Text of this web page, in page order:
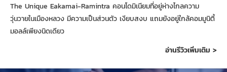
The Unique Eakamai-Ramintra คอนโดมิเนียมที่อยู่ห่างไกลความ
วุ่นวายในเมืองหลวง มีความเป็นส่วนตัว เงียบสงบ แถมยังอยู่ใกล้คอมมูนิตี้
มอลล์เพียงนิดเดียว
อ่านรีวิวเพิ่มเติม >